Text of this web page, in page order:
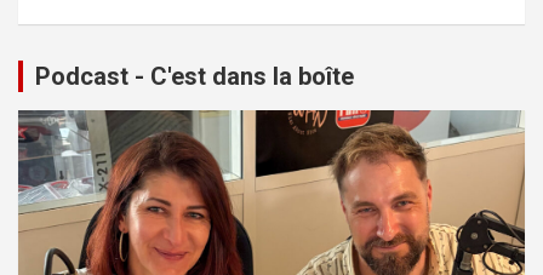
Podcast - C'est dans la boîte